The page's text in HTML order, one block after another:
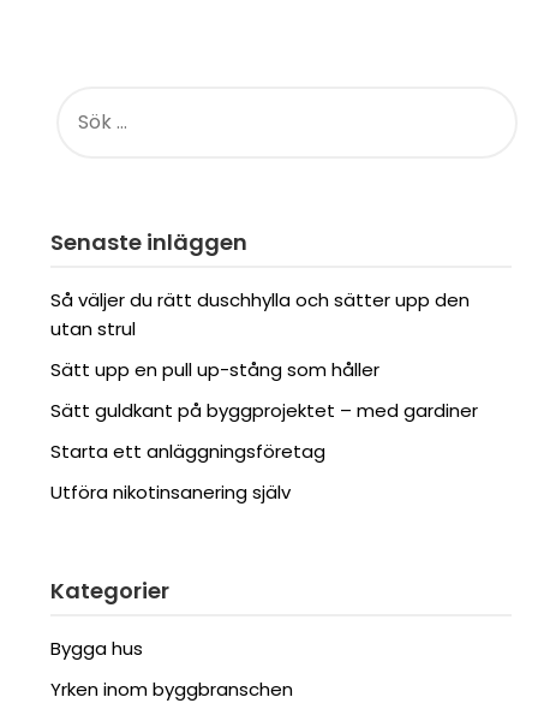
EFTER:
Senaste inläggen
Så väljer du rätt duschhylla och sätter upp den
utan strul
Sätt upp en pull up-stång som håller
Sätt guldkant på byggprojektet – med gardiner
Starta ett anläggningsföretag
Utföra nikotinsanering själv
Kategorier
Bygga hus
Yrken inom byggbranschen